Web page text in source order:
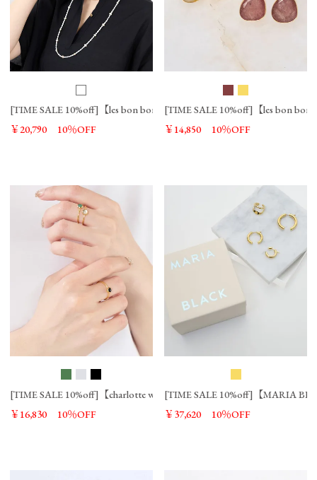
[TIME SALE 10%off]【les bon bon】リズムパールネックレス-rhythm
￥20,790
10％OFF
[TIME SALE 10%off]【les bon
￥14,850
10％OFF
[TIME SALE 10%off]【charlotte wooning】天然石リング-Ring Terra
￥16,830
10％OFF
[TIME SALE 10%off]【MARIA
￥37,620
10％OFF